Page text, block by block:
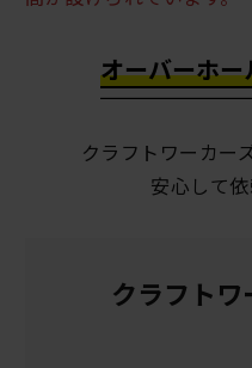
オーバーホ
クラフトワーカー
安心して依
クラフト